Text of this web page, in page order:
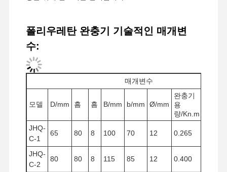
공장 투어 품질 관리 연락처 뉴스
세요
크레인 바퀴
와이어 로프 드럼
폴리우레탄 완충기 기술적인 매개변
수:
매개변수
모델 D/mm 흠 흠 B/mm b/mm Ø/mm
완충기
용
량/Kn.m
JHQ-
C-1
65 80 8 100 70 12 0.265
JHQ-
C-2
80 80 8 115 85 12 0.400